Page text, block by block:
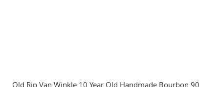
Old Rip Van Winkle 10 Year Old Handmade Bourbon 90